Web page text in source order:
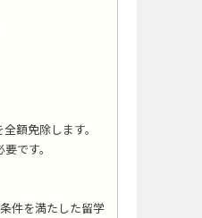
額免除します。
です。
件を満たした留学